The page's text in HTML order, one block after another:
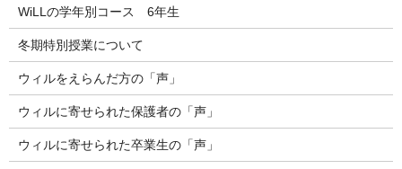
WiLLの学年別コース 6年生
冬期特別授業について
ウィルをえらんだ方の「声」
ウィルに寄せられた保護者の「声」
ウィルに寄せられた卒業生の「声」